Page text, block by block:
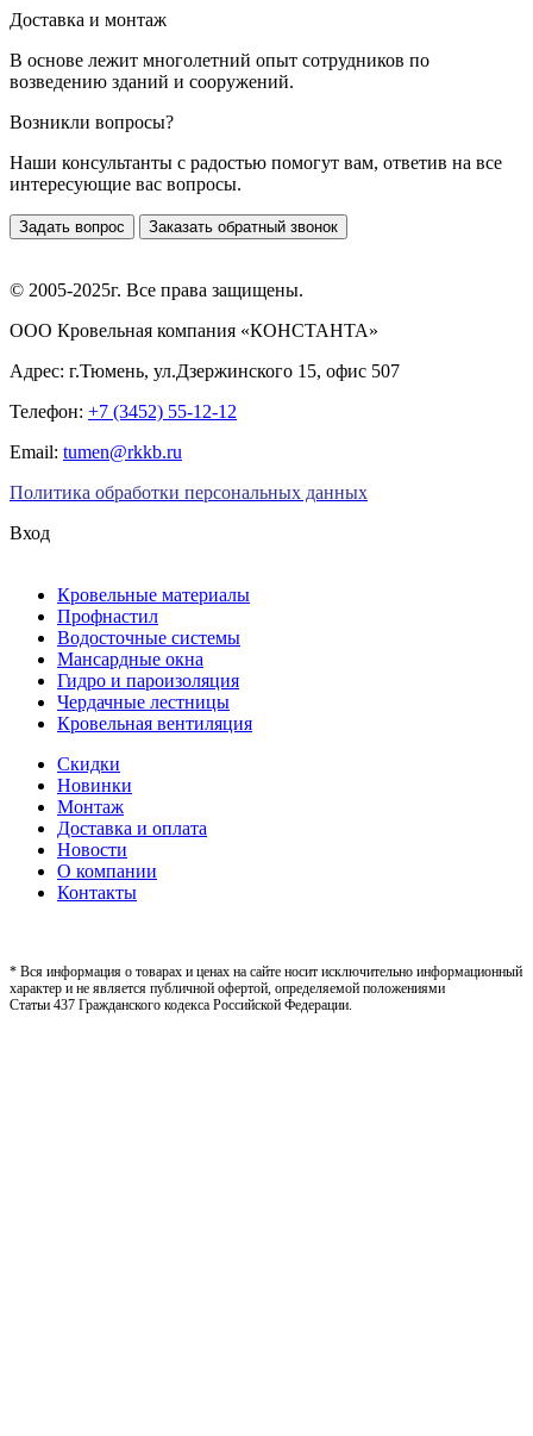
Доставка и монтаж
В основе лежит многолетний опыт сотрудников по
возведению зданий и сооружений.
Возникли вопросы?
Наши консультанты с радостью помогут вам, ответив на все
интересующие вас вопросы.
Задать вопрос Заказать обратный звонок
© 2005-2025г. Все права защищены.
ООО Кровельная компания «КОНСТАНТА»
Адрес: г.Тюмень, ул.Дзержинского 15, офис 507
Телефон: +7 (3452) 55-12-12
Email: tumen@rkkb.ru
Политика обработки персональных данных
Вход
Кровельные материалы
Профнастил
Водосточные системы
Мансардные окна
Гидро и пароизоляция
Чердачные лестницы
Кровельная вентиляция
Скидки
Новинки
Монтаж
Доставка и оплата
Новости
О компании
Контакты
* Вся информация о товарах и ценах на сайте носит исключительно информационный
характер и не является публичной офертой, определяемой положениями
Статьи 437 Гражданского кодекса Российской Федерации.